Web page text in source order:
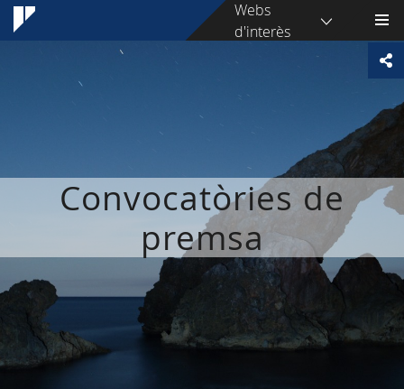
Webs
d'interès
Convocatòries de
premsa